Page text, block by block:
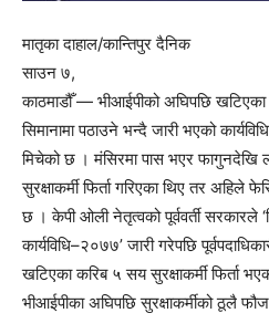
मातृका दाहाल/कान्तिपुर दैनिक
साउन ७,
काठमाडौँ — भीआईपीको अघिपछि खटिएका
सिमानामा पठाउने भन्दै जारी भएको
मिचेको छ । मंसिरमा पास भएर फागुनदेखि
सुरक्षाकर्मी फिर्ता गरिएका थिए तर अहिले
छ । केपी ओली नेतृत्वको पूर्ववर्ती सरकारले
कार्यविधि–२०७७’ जारी गरेपछि
खटिएका करिब ५ सय सुरक्षाकर्मी फिर्ता
भीआईपीका अघिपछि सुरक्षाकर्मीको ठूलै